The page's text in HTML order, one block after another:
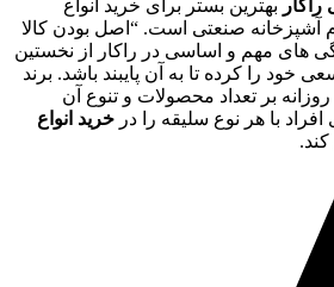
بهترین بستر برای خرید انواع
آشپزخانه صنعتی است. “اصل بودن کالا
های مهم و اساسی در راکار از نخستین
خود را کرده تا به آن پایبند باشد. برند
بر تعداد محصولات و تنوع آن
افراد با هر نوع سلیقه را در خرید انواع